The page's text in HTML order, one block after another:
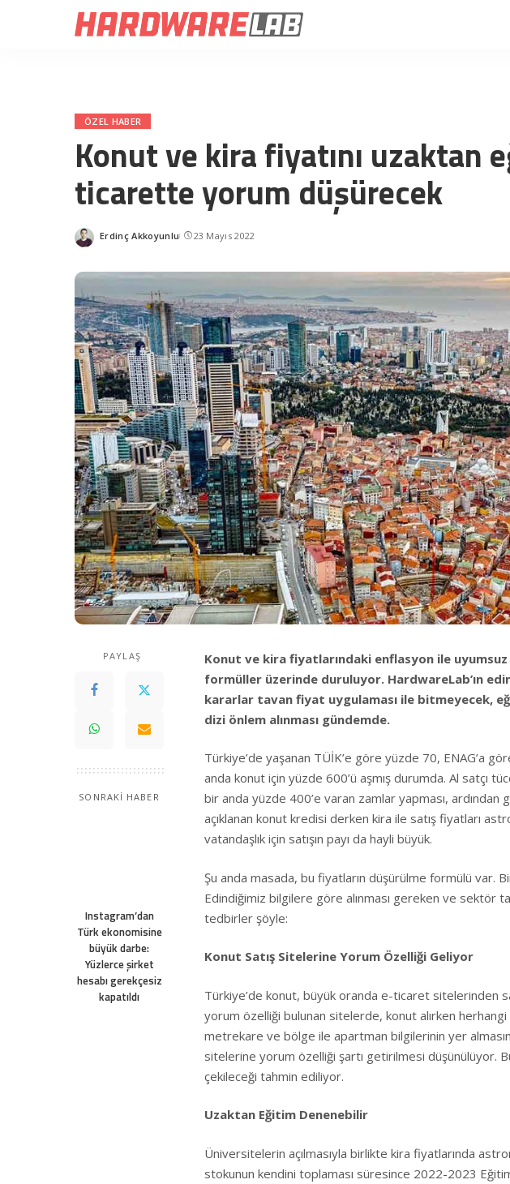
ÖZEL HABER
Konut ve kira fiyatını uzaktan
ticarette yorum düşürecek
Posted
Erdinç Akkoyunlu 23 Mayıs 2022
PAYLAŞ
SONRAKİ HABER
Instagram’dan
Türk ekonomisine
büyük darbe:
Yüzlerce şirket
hesabı gerekçesiz
kapatıldı
Konut ve kira fiyatlarındaki enflasyon ile
formüller üzerinde duruluyor. HardwareLab’ın
kararlar tavan fiyat uygulaması ile bitmeyecek,
dizi önlem alınması gündemde.
Türkiye’de yaşanan TÜİK’e göre yüzde 70, ENAG’a
anda konut için yüzde 600’ü aşmış durumda. Al satçı
bir anda yüzde 400’e varan zamlar yapması, ardından
açıklanan konut kredisi derken kira ile satış fiyatları
vatandaşlık için satışın payı da hayli büyük.
Şu anda masada, bu fiyatların düşürülme formülü var.
Edindiğimiz bilgilere göre alınması gereken ve sektör
tedbirler şöyle:
Konut Satış Sitelerine Yorum Özelliği Geliyor
Türkiye’de konut, büyük oranda e-ticaret sitelerinden
yorum özelliği bulunan sitelerde, konut alırken herhangi
metrekare ve bölge ile apartman bilgilerinin yer
sitelerine yorum özelliği şartı getirilmesi düşünülüyor.
çekileceği tahmin ediliyor.
Uzaktan Eğitim Denenebilir
Üniversitelerin açılmasıyla birlikte kira fiyatlarında
stokunun kendini toplaması süresince 2022-2023